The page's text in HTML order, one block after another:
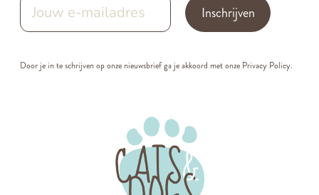
Inschrijven
Door je in te schrijven op onze nieuwsbrief ga je akkoord met onze Privacy Policy.